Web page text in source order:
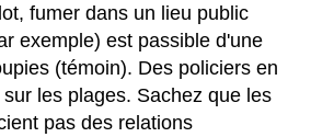
fumer dans un lieu public
exemple) est passible d'une
(témoin). Des policiers en
les plages. Sachez que les
pas des relations